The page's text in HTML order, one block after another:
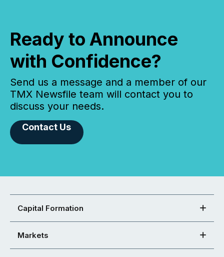
Ready to Announce
with Confidence?
Send us a message and a member of our
TMX Newsfile team will contact you to
discuss your needs.
Contact Us
Capital Formation
Markets